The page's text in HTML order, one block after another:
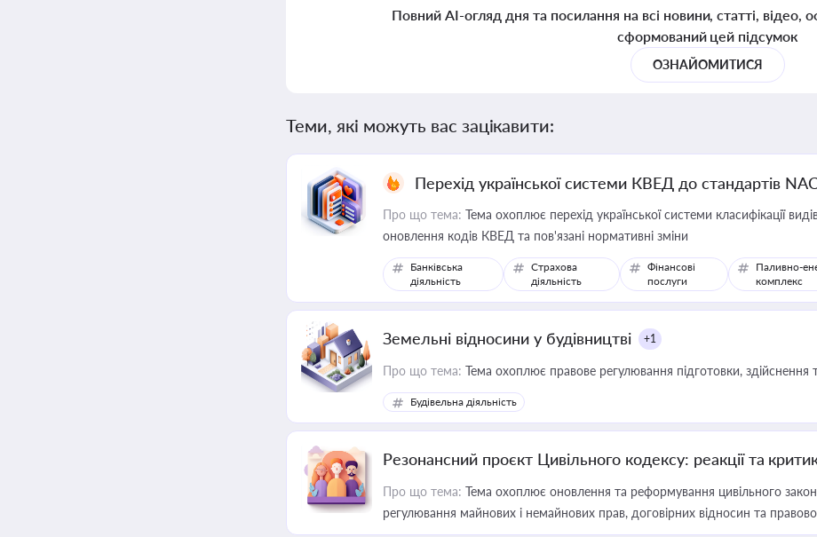
Повний AI-огляд дня та посилання на всі новини, статті, відео,
сформований цей підсумок
ОЗНАЙОМИТИСЯ
Теми, які можуть вас зацікавити:
Перехід української системи КВЕД до стандартів
Про що тема: Тема охоплює перехід української системи класифікації
оновлення кодів КВЕД та пов'язані нормативні зміни
Банківська
діяльність
Страхова
діяльність
Фінансові
послуги
Паливно-
комплекс
Земельні відносини у будівництві +1
Про що тема: Тема охоплює правове регулювання підготовки, здійснення
Будівельна діяльність
Резонансний проєкт Цивільного кодексу: реакції та
Про що тема: Тема охоплює оновлення та реформування цивільного
регулювання майнових і немайнових прав, договірних відносин та